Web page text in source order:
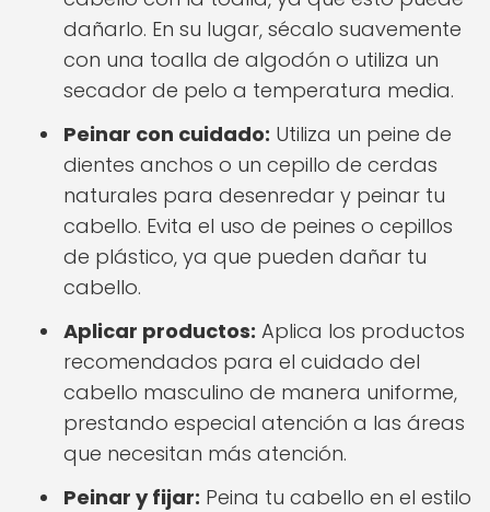
dañarlo. En su lugar, sécalo suavemente
con una toalla de algodón o utiliza un
secador de pelo a temperatura media.
Peinar con cuidado: Utiliza un peine de
dientes anchos o un cepillo de cerdas
naturales para desenredar y peinar tu
cabello. Evita el uso de peines o cepillos
de plástico, ya que pueden dañar tu
cabello.
Aplicar productos: Aplica los productos
recomendados para el cuidado del
cabello masculino de manera uniforme,
prestando especial atención a las áreas
que necesitan más atención.
Peinar y fijar: Peina tu cabello en el estilo